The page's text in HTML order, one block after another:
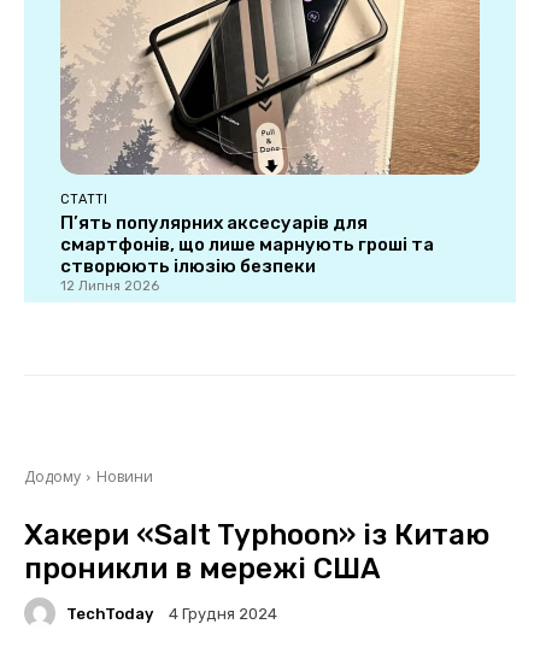
СТАТТІ
П’ять популярних аксесуарів для
смартфонів, що лише марнують гроші та
створюють ілюзію безпеки
12 Липня 2026